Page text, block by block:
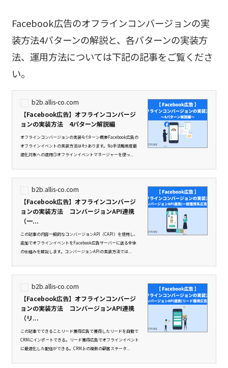
Facebook広告のオフラインコンバージョンの実
装方法4パターンの解説と、各パターンの実装方
法、運用方法については下記の記事をご覧くださ
い。
b2b.allis-co.com
【Facebook広告】オフラインコンバージ
ョンの実装方法 4パターン解説編
オフラインコンバージョンの実装4パターン概要Facebook広告の
オフラインイベントの実装方法は4つあります。No手法難易度最
適化対象への適用①オフラインイベントマネージャーを使っ...
b2b.allis-co.com
【Facebook広告】オフラインコンバージ
ョンの実装方法 コンバージョンAPI連携
（一...
この記事の内容一般的なコンバージョンAPI（CAPI）を使用し、
追加でオフラインイベントをFacebook広告サーバーに送る全体
の仕組みを解説します。コンバージョンAPIの実装方法では...
b2b.allis-co.com
【Facebook広告】オフラインコンバージ
ョンの実装方法 コンバージョンAPI連携
（リ...
この記事でできることリード獲得広告で獲得したリードを自動で
CRMにインポートできる。リード獲得広告でオフラインイベント
に最適化した配信ができる。CRM上の複数の顧客ステータ...